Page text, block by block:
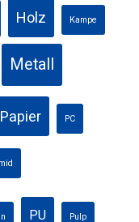
Holz Kampe
Metall
Papier PC
PU Pulp